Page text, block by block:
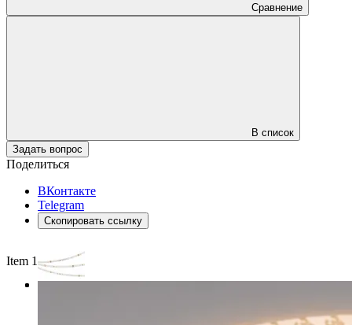
Сравнение
В список
Задать вопрос
Поделиться
ВКонтакте
Telegram
Скопировать ссылку
Item 1 of 3